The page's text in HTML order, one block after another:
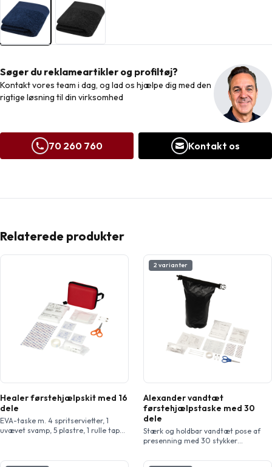
Søger du reklameartikler og profiltøj?
Kontakt vores team i dag, og lad os hjælpe dig med den
rigtige løsning til din virksomhed
70 260 760 Kontakt os
Relaterede produkter
Healer førstehjælpskit med 16
dele
EVA-taske m. 4 spritservietter, 1
uvævet svamp, 5 plastre, 1 rulle tape,
armklæde. Opfylder EN 13485.
2 varianter
Alexander vandtæt
førstehjælpstaske med 30
dele
Stærk og holdbar vandtæt pose af
presenning med 30 stykker
indeholder en saks (9 cm), 1 elastisk